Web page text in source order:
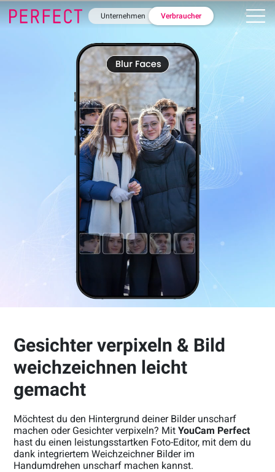
Unternehmen Verbraucher
Gesichter verpixeln & Bild
weichzeichnen leicht
gemacht
Möchtest du den Hintergrund deiner Bilder unscharf
machen oder Gesichter verpixeln? MitYouCam Perfect
hast du einen leistungsstartken Foto-Editor, mit dem du
dank integriertem Weichzeichner Bilder im
Handumdrehen unscharf machen kannst.